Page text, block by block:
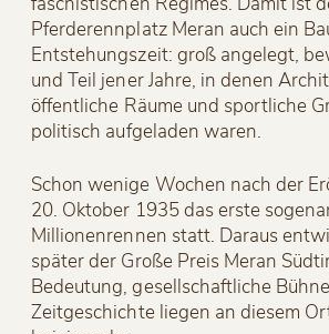
Pferderennplatz Meran auch ein
Entstehungszeit: groß angelegt,
und Teil jener Jahre, in denen
öffentliche Räume und sportliche
politisch aufgeladen waren.
Schon wenige Wochen nach der
20. Oktober 1935 das erste
Millionenrennen statt. Daraus
später der Große Preis Meran
Bedeutung, gesellschaftliche
Zeitgeschichte liegen an diesem